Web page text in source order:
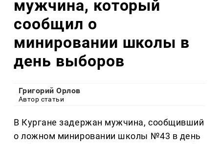
мужчина, который
сообщил о
минировании школы в
день выборов
Григорий Орлов
Автор статьи
В Кургане задержан мужчина, сообщивший
о ложном минировании школы №43 в день